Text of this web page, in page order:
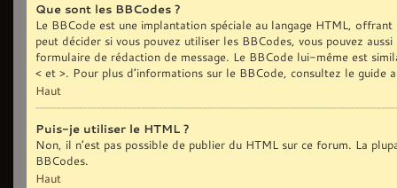
Que sont les BBCodes ?
Le BBCode est une implantation spéciale au langage HTML,
peut décider si vous pouvez utiliser les BBCodes, vous pouvez
formulaire de rédaction de message. Le BBCode lui-même est
< et >. Pour plus d’informations sur le BBCode, consultez le guide
Haut
Puis-je utiliser le HTML ?
Non, il n’est pas possible de publier du HTML sur ce forum. La
BBCodes.
Haut